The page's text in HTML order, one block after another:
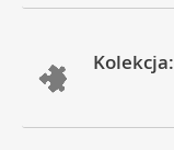
Kolekcja: